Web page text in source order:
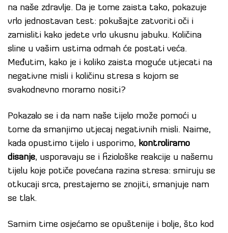
na naše zdravlje. Da je tome zaista tako, pokazuje
vrlo jednostavan test: pokušajte zatvoriti oči i
zamisliti kako jedete vrlo ukusnu jabuku. Količina
sline u vašim ustima odmah će postati veća.
Međutim, kako je i koliko zaista moguće utjecati na
negativne misli i količinu stresa s kojom se
svakodnevno moramo nositi?
Pokazalo se i da nam naše tijelo može pomoći u
tome da smanjimo utjecaj negativnih misli. Naime,
kada opustimo tijelo i usporimo, kontroliramo
disanje, usporavaju se i fiziološke reakcije u našemu
tijelu koje potiče povećana razina stresa: smiruju se
otkucaji srca, prestajemo se znojiti, smanjuje nam
se tlak.
Samim time osjećamo se opuštenije i bolje, što kod